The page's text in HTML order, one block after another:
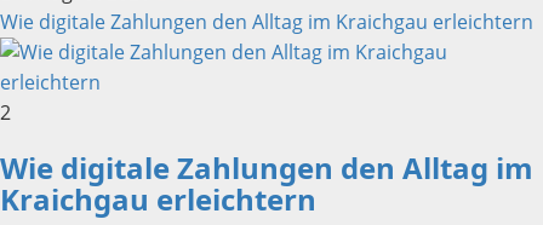
Wie digitale Zahlungen den Alltag im Kraichgau erleichtern
2
Wie digitale Zahlungen den Alltag im
Kraichgau erleichtern